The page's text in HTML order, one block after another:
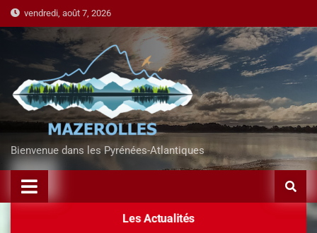
vendredi, août 7, 2026
Bienvenue dans les Pyrénées-Atlantiques
Les Actualités